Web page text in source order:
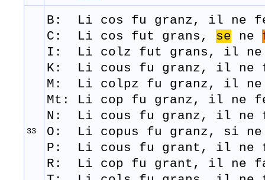
33
B: Li cos fu granz , il ne
C: Li cos fut grans, se ne
I: Li colz fut grans, il
K: Li cous fu granz, il ne
M: Li colpz fu granz, il
Mt: Li cop fu granz, il ne
N: Li cous fu granz, il ne
O: Li copus fu granz, si
P: Li cous fu grant, il ne
R: Li cop fu grant, il ne